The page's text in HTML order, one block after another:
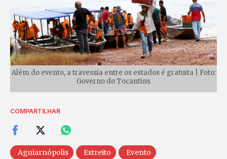
Além do evento, a travessia entre os estados é gratuita | Foto:
Governo do Tocantins
COMPARTILHAR
Aguiarnópolis Estreito
Evento